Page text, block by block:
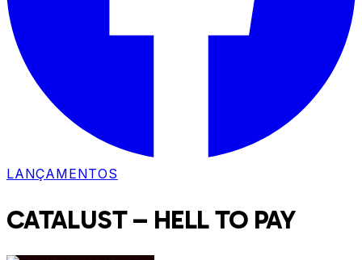
LANÇAMENTOS
CATALUST – HELL TO PAY